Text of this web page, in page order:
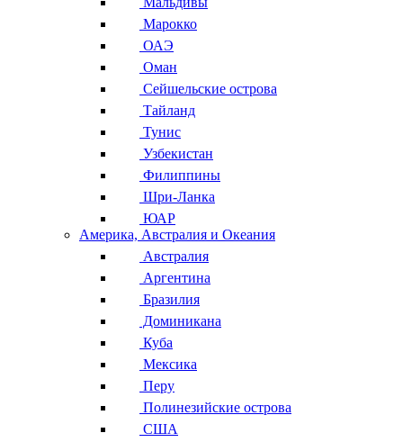
Марокко
ОАЭ
Оман
Сейшельские острова
Тайланд
Тунис
Узбекистан
Филиппины
Шри-Ланка
ЮАР
Америка, Австралия и Океания
Австралия
Аргентина
Бразилия
Доминикана
Куба
Мексика
Перу
Полинезийские острова
США